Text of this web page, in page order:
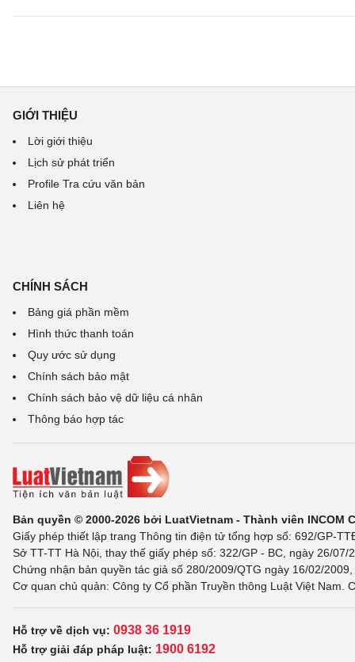
GIỚI THIỆU
Lời giới thiệu
Lịch sử phát triển
Profile Tra cứu văn bản
Liên hệ
CHÍNH SÁCH
Bảng giá phần mềm
Hình thức thanh toán
Quy ước sử dụng
Chính sách bảo mật
Chính sách bảo vệ dữ liệu cá nhân
Thông báo hợp tác
Bản quyền © 2000-2026 bởi LuatVietnam - Thành viên INCOM
Giấy phép thiết lập trang Thông tin điện tử tổng hợp số: 692/GP-
Sở TT-TT Hà Nội, thay thế giấy phép số: 322/GP - BC, ngày 26/
Chứng nhận bản quyền tác giả số 280/2009/QTG ngày 16/02/
Cơ quan chủ quản: Công ty Cổ phần Truyền thông Luật Việt Nam.
Hỗ trợ về dịch vụ: 0938 36 1919
Hỗ trợ giải đáp pháp luật: 1900 6192